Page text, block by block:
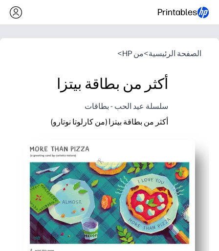
Printables
الصفحة الرئيسية>من HP >
أكثر من بطاقة بيتزا
سلسلة عيد الحب - بطاقات
أكثر من بطاقة بيتزا (من كارلوتا نوتارو)